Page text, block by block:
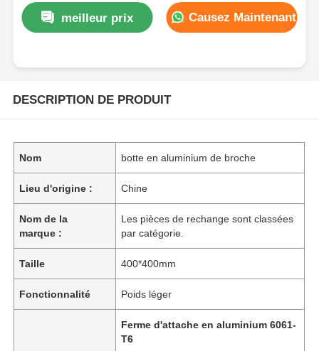
meilleur prix Causez Maintenant
DESCRIPTION DE PRODUIT
Nom botte en aluminium de broche
Lieu d'origine : Chine
Nom de la
marque :
Les pièces de rechange sont classées
par catégorie.
Taille 400*400mm
Fonctionnalité Poids léger
Ferme d'attache en aluminium 6061-
T6